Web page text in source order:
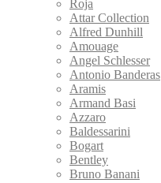
Roja
Attar Collection
Alfred Dunhill
Amouage
Angel Schlesser
Antonio Banderas
Aramis
Armand Basi
Azzaro
Baldessarini
Bogart
Bentley
Bruno Banani